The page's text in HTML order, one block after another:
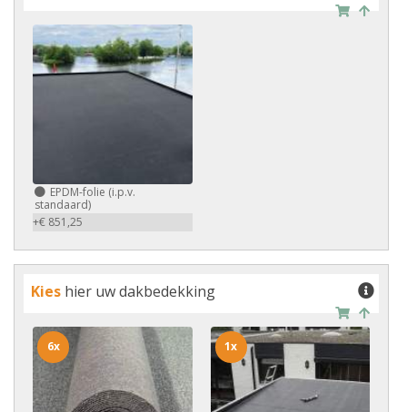
EPDM-folie (i.p.v.
standaard)
+€ 851,25
Kies hier uw dakbedekking
6x 1x